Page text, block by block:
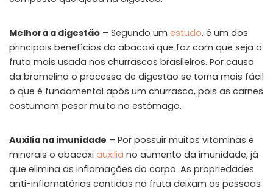
Melhora a digestão – Segundo um estudo, é um dos
principais benefícios do abacaxi que faz com que seja a
fruta mais usada nos churrascos brasileiros. Por causa
da bromelina o processo de digestão se torna mais fácil
o que é fundamental após um churrasco, pois as carnes
costumam pesar muito no estômago.
Auxilia na imunidade – Por possuir muitas vitaminas e
minerais o abacaxi auxilia no aumento da imunidade, já
que elimina as inflamações do corpo. As propriedades
anti-inflamatórias contidas na fruta deixam as pessoas